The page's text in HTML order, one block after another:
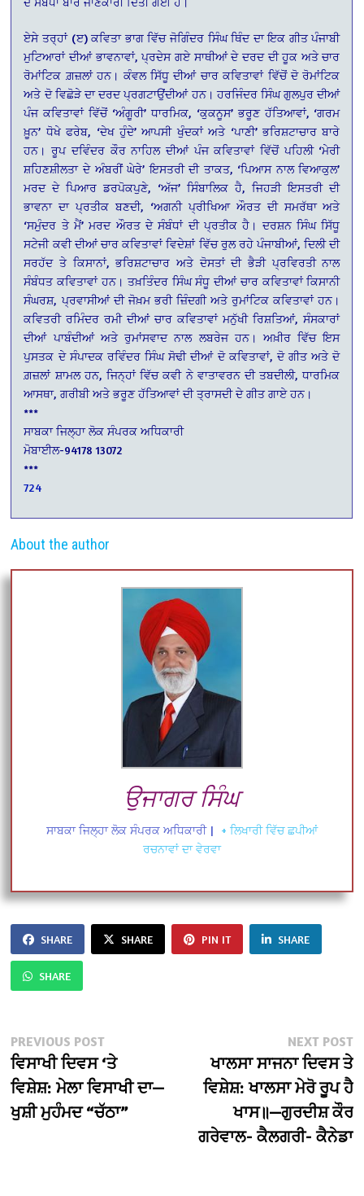
ਏਸੇ ਤਰ੍ਹਾਂ (ੲ) ਕਵਿਤਾ ਭਾਗ ਵਿੱਚ ਜੋਗਿੰਦਰ ਸਿੰਘ ਥਿੰਦ ਦਾ ਇਕ ਗੀਤ ਪੰਜਾਬੀ
ਮੁਟਿਆਰਾਂ ਦੀਆਂ ਭਾਵਨਾਵਾਂ, ਪ੍ਰਦੇਸ ਗਏ ਸਾਥੀਆਂ ਦੇ ਦਰਦ ਦੀ ਹੂਕ ਅਤੇ ਚਾਰ
ਰੋਮਾਂਟਿਕ ਗ਼ਜ਼ਲਾਂ ਹਨ। ਕੰਵਲ ਸਿੱਧੂ ਦੀਆਂ ਚਾਰ ਕਵਿਤਾਵਾਂ ਵਿੱਚੋਂ ਦੋ ਰੋਮਾਂਟਿਕ
ਅਤੇ ਦੋ ਵਿਛੋੜੇ ਦਾ ਦਰਦ ਪ੍ਰਗਟਾਉਂਦੀਆਂ ਹਨ। ਹਰਜਿੰਦਰ ਸਿੰਘ ਗੁਲਪੁਰ ਦੀਆਂ
ਪੰਜ ਕਵਿਤਾਵਾਂ ਵਿੱਚੋਂ ‘ਅੰਗੂਰੀ’ ਧਾਰਮਿਕ, ‘ਕੁਕਨੂਸ’ ਭਰੂਣ ਹੱਤਿਆਵਾਂ, ‘ਗਰਮ
ਖ਼ੂਨ’ ਧੋਖੇ ਫਰੇਬ, ‘ਦੇਖ ਹੁੰਦੇ’ ਆਪਸੀ ਖੁੰਦਕਾਂ ਅਤੇ ‘ਪਾਣੀ’ ਭਰਿਸ਼ਟਾਚਾਰ ਬਾਰੇ
ਹਨ। ਰੂਪ ਦਵਿੰਦਰ ਕੌਰ ਨਾਹਿਲ ਦੀਆਂ ਪੰਜ ਕਵਿਤਾਵਾਂ ਵਿੱਚੋਂ ਪਹਿਲੀ ‘ਮੇਰੀ
ਸ਼ਹਿਣਸ਼ੀਲਤਾ ਦੇ ਅੰਬਰੀਂ ਘੇਰੇ’ ਇਸਤਰੀ ਦੀ ਤਾਕਤ, ‘ਪਿਆਸ ਨਾਲ ਵਿਆਕੁਲ’
ਮਰਦ ਦੇ ਪਿਆਰ ਡਰਪੋਕਪੁਣੇ, ‘ਅੱਜ’ ਸਿੰਬਾਲਿਕ ਹੈ, ਜਿਹੜੀ ਇਸਤਰੀ ਦੀ
ਭਾਵਨਾ ਦਾ ਪ੍ਰਤੀਕ ਬਣਦੀ, ‘ਅਗਨੀ ਪ੍ਰੀਖਿਆ ਔਰਤ ਦੀ ਸਮਰੱਥਾ ਅਤੇ
‘ਸਮੁੰਦਰ ਤੇ ਮੈਂ’ ਮਰਦ ਔਰਤ ਦੇ ਸੰਬੰਧਾਂ ਦੀ ਪ੍ਰਤੀਕ ਹੈ। ਦਰਸ਼ਨ ਸਿੰਘ ਸਿੱਧੂ
ਸਟੇਜੀ ਕਵੀ ਦੀਆਂ ਚਾਰ ਕਵਿਤਾਵਾਂ ਵਿਦੇਸ਼ਾਂ ਵਿੱਚ ਰੁਲ ਰਹੇ ਪੰਜਾਬੀਆਂ, ਦਿਲੀ ਦੀ
ਸਰਹੱਦ ਤੇ ਕਿਸਾਨਾਂ, ਭਰਿਸ਼ਟਾਚਾਰ ਅਤੇ ਦੋਸਤਾਂ ਦੀ ਭੈੜੀ ਪ੍ਰਵਿਰਤੀ ਨਾਲ
ਸੰਬੰਧਤ ਕਵਿਤਾਵਾਂ ਹਨ। ਤਖ਼ਤਿੰਦਰ ਸਿੰਘ ਸੰਧੂ ਦੀਆਂ ਚਾਰ ਕਵਿਤਾਵਾਂ ਕਿਸਾਨੀ
ਸੰਘਰਸ਼, ਪ੍ਰਵਾਸੀਆਂ ਦੀ ਜੋਖ਼ਮ ਭਰੀ ਜ਼ਿੰਦਗੀ ਅਤੇ ਰੁਮਾਂਟਿਕ ਕਵਿਤਾਵਾਂ ਹਨ।
ਕਵਿਤਰੀ ਰਮਿੰਦਰ ਰਮੀ ਦੀਆਂ ਚਾਰ ਕਵਿਤਾਵਾਂ ਮਨੁੱਖੀ ਰਿਸ਼ਤਿਆਂ, ਸੰਸਕਾਰਾਂ
ਦੀਆਂ ਪਾਬੰਦੀਆਂ ਅਤੇ ਰੁਮਾਂਸਵਾਦ ਨਾਲ ਲਬਰੇਜ ਹਨ। ਅਖ਼ੀਰ ਵਿੱਚ ਇਸ
ਪੁਸਤਕ ਦੇ ਸੰਪਾਦਕ ਰਵਿੰਦਰ ਸਿੰਘ ਸੋਢੀ ਦੀਆਂ ਦੋ ਕਵਿਤਾਵਾਂ, ਦੋ ਗੀਤ ਅਤੇ ਦੋ
ਗ਼ਜ਼ਲਾਂ ਸ਼ਾਮਲ ਹਨ, ਜਿਨ੍ਹਾਂ ਵਿੱਚ ਕਵੀ ਨੇ ਵਾਤਾਵਰਨ ਦੀ ਤਬਦੀਲੀ, ਧਾਰਮਿਕ
ਆਸਥਾ, ਗਰੀਬੀ ਅਤੇ ਭਰੂਣ ਹੱਤਿਆਵਾਂ ਦੀ ਤ੍ਰਾਸਦੀ ਦੇ ਗੀਤ ਗਾਏ ਹਨ।
***
ਸਾਬਕਾ ਜਿਲ੍ਹਾ ਲੋਕ ਸੰਪਰਕ ਅਧਿਕਾਰੀ
ਮੋਬਾਈਲ-94178 13072
***
724
About the author
ਉਜਾਗਰ ਸਿੰਘ
ਸਾਬਕਾ ਜਿਲ੍ਹਾ ਲੋਕ ਸੰਪਰਕ ਅਧਿਕਾਰੀ |
+ ਲਿਖਾਰੀ ਵਿੱਚ ਛਪੀਆਂ
ਰਚਨਾਵਾਂ ਦਾ ਵੇਰਵਾ
SHARE SHARE PIN IT SHARE
SHARE
Post
navigation
PREVIOUS POSTPrevious
post:
ਵਿਸਾਖੀ ਦਿਵਸ ‘ਤੇ
ਵਿਸ਼ੇਸ਼: ਮੇਲਾ ਵਿਸਾਖੀ ਦਾ—
ਖੁਸ਼ੀ ਮੁਹੰਮਦ “ਚੱਠਾ”
NEXT POST
ਖਾਲਸਾ ਸਾਜਨਾ ਦਿਵਸ ਤੇ
ਵਿਸ਼ੇਸ਼: ਖਾਲਸਾ ਮੇਰੋ ਰੂਪ ਹੈ
ਖਾਸ॥—ਗੁਰਦੀਸ਼ ਕੌਰ
ਗਰੇਵਾਲ- ਕੈਲਗਰੀ- ਕੈਨੇਡਾ